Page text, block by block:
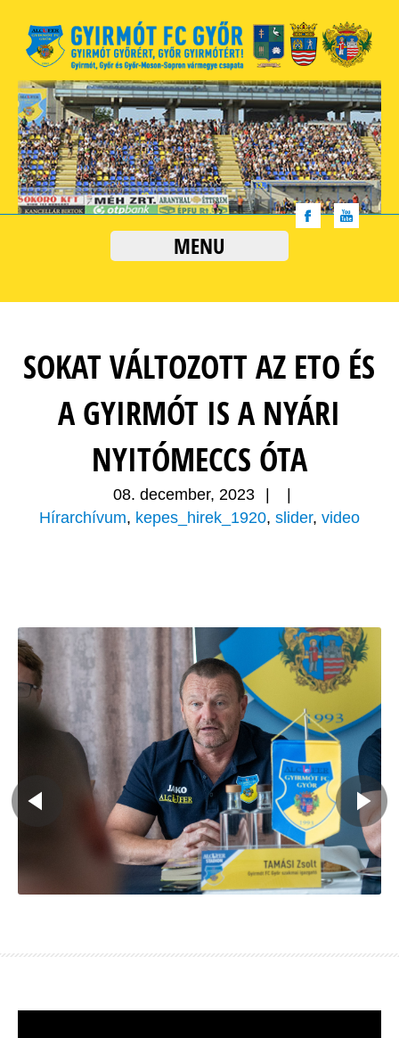
MENU
SOKAT VÁLTOZOTT AZ ETO ÉS
A GYIRMÓT IS A NYÁRI
NYITÓMECCS ÓTA
08. december, 2023
Hírarchívum, kepes_hirek_1920, slider, video